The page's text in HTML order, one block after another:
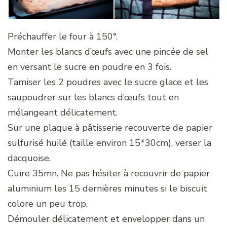
Préchauffer le four à 150°.
Monter les blancs d’œufs avec une pincée de sel
en versant le sucre en poudre en 3 fois.
Tamiser les 2 poudres avec le sucre glace et les
saupoudrer sur les blancs d’œufs tout en
mélangeant délicatement.
Sur une plaque à pâtisserie recouverte de papier
sulfurisé huilé (taille environ 15*30cm), verser la
dacquoise.
Cuire 35mn. Ne pas hésiter à recouvrir de papier
aluminium les 15 dernières minutes si le biscuit
colore un peu trop.
Démouler délicatement et envelopper dans un